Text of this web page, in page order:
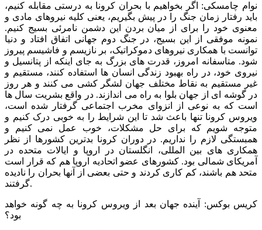
نوام چامسکی: اگر بخواهیم با بحران کرونا به درستی مقابله کنیم،
باید رفتار زمان جنگ را در پیش بگیریم، یعنی کلیه نیروهای مادی و
معنوی خود را برای از میان بردن این دشمن نامرئی بسیج کنیم.
نمونه موفقی از این بسیج، در جنگ دوم جهانی اتفاق افتاد و دنیا
توانست با همکاری نیروهای دموکراتیک، بر نازیسم و فاشیسم پیروز
شود. متاسفانه امروز، قدرت های بزرگ به جای اینکه از پتانسیل و
نیروی خود، در راه بهبود زندگی انسان ها استفاده کنند، مستقیم و
غیر مستقیم به نقاط مختلف جهان لشگر کشی می کنند و هر روز
در گوشه ای از جهان بلوا به راه می اندازند. در واقع بشریت سال ها
است که به نوعی از انزوای مخرب اجتماعی گرفتار شده است،
ویروس کرونا تنها باعث شد تا این شرایط را به خوبی درک کنیم و
متوجه شویم که برای حل مشکلات، خوب عمل نمی کنیم و
همبستگی لازم را نداریم. در دوران کرونا بدترین کشورها از نظر
همکاری های بین المللی، انگلستان در اروپا و ایالات متحده در
آمریکای شمالی بود. کشورهای عضو اتحادیه اروپا هم که قرار است
متحد هم باشند، کم کاری کردند و حتی بعضی از آنها بحران را نادیده
گرفتند.
کریس بوکس: آینده جهان بعد از ویروس کرونا به چه گونه خواهد
بود؟